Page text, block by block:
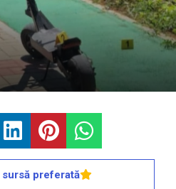
sursă preferată